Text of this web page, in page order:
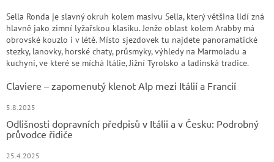
Sella Ronda je slavný okruh kolem masivu Sella, který většina lidí zná
hlavně jako zimní lyžařskou klasiku. Jenže oblast kolem Arabby má
obrovské kouzlo i v létě. Místo sjezdovek tu najdete panoramatické
stezky, lanovky, horské chaty, průsmyky, výhledy na Marmoladu a
kuchyni, ve které se míchá Itálie, Jižní Tyrolsko a ladinská tradice.
Claviere – zapomenutý klenot Alp mezi Itálií a Francií
5.8.2025
Odlišnosti dopravních předpisů v Itálii a v Česku: Podrobný
průvodce řidiče
25.4.2025